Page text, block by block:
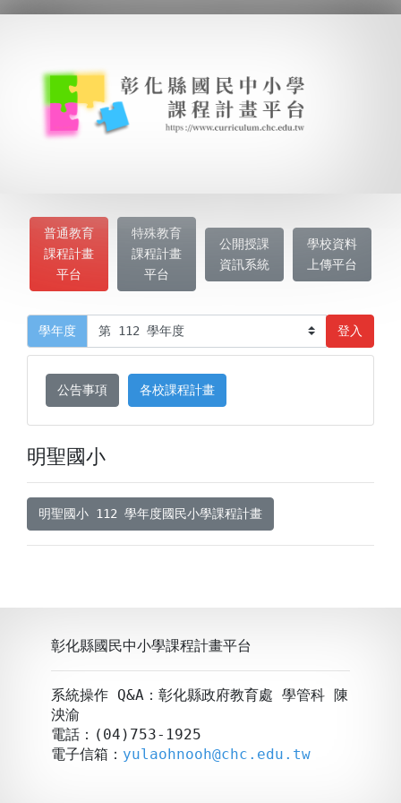
普通教育
課程計畫
平台
特殊教育
課程計畫
平台
公開授課
資訊系統
學校資料
上傳平台
學年度 登入
公告事項 各校課程計畫
明聖國小
明聖國小 112 學年度國民小學課程計畫
彰化縣國民中小學課程計畫平台
系統操作 Q&A：彰化縣政府教育處 學管科 陳
泱渝
電話：(04)753-1925
電子信箱： yulaohnooh@chc.edu.tw